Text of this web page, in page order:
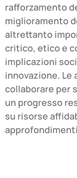
rafforzamento
miglioramento
altrettanto
critico, etico e
implicazioni
innovazione.
collaborare per
un progresso
su risorse